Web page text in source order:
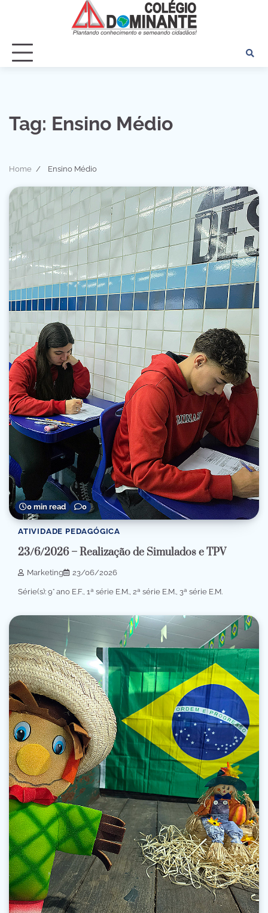
Tag: Ensino Médio
Home Ensino Médio
0 min read 0
ATIVIDADE PEDAGÓGICA
23/6/2026 – Realização de Simulados e TPV
Marketing 23/06/2026
Série(s): 9° ano E.F., 1ª série E.M., 2ª série E.M., 3ª série E.M.